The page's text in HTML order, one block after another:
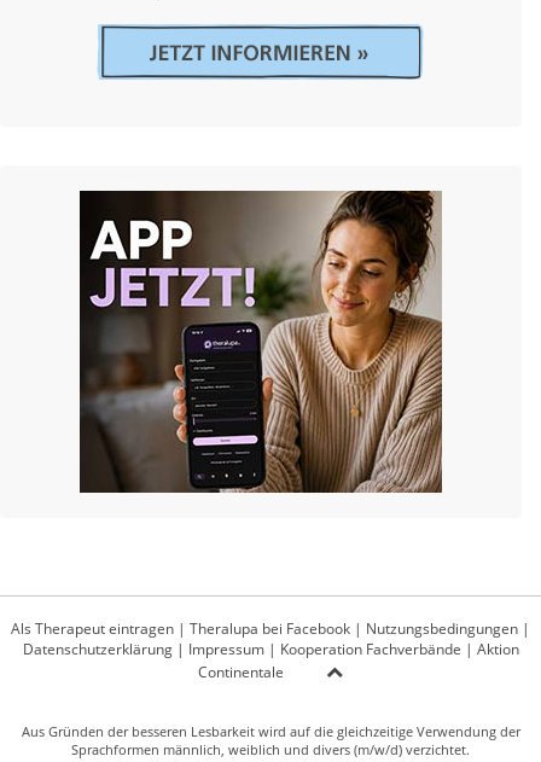
Als Therapeut eintragen | Theralupa bei Facebook | Nutzungsbedingungen |
Datenschutzerklärung| Impressum| Kooperation Fachverbände | Aktion
Continentale
Aus Gründen der besseren Lesbarkeit wird auf die gleichzeitige Verwendung der
Sprachformen männlich, weiblich und divers (m/w/d) verzichtet.